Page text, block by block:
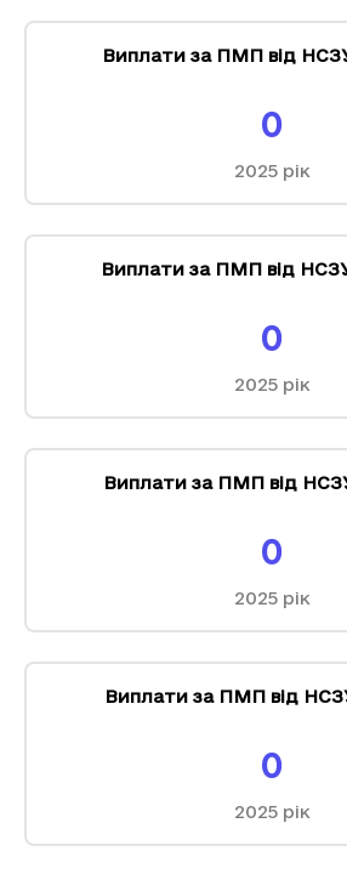
Виплати за ПМП від
0
2025рік
Виплати за ПМП від
0
2025рік
Виплати за ПМП від
0
2025рік
Виплати за ПМП від
0
2025рік